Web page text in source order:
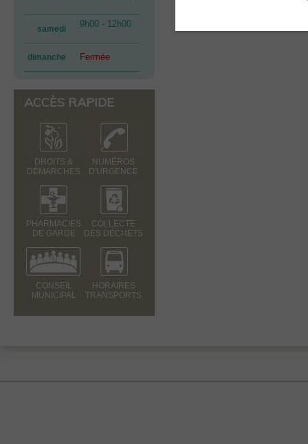
samedi 9h00 - 12h00
dimanche Fermée
ACCÈS RAPIDE
DROITS &
DÉMARCHES
NUMÉROS
D'URGENCE
PHARMACIES
DE GARDE
COLLECTE
DES DÉCHETS
CONSEIL
MUNICIPAL
HORAIRES
TRANSPORTS